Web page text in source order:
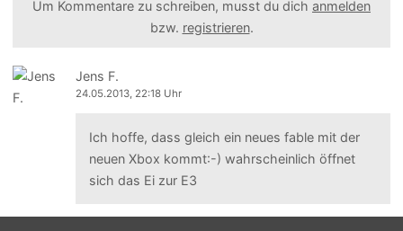
Um Kommentare zu schreiben, musst du dich anmelden
bzw. registrieren.
Jens F.
24.05.2013, 22:18 Uhr
Ich hoffe, dass gleich ein neues fable mit der
neuen Xbox kommt:-) wahrscheinlich öffnet
sich das Ei zur E3